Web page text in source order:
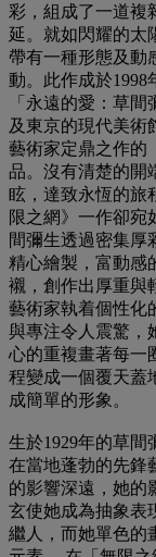
彩，組成了一道複
延。就如閃耀的太
帶有一種形態及動
動。此作成於1998
「永遠的愛：草
及東京的現代美術
藝術家定鼎之作的
品。沒有清楚的開
眩，達致永恆的旅
限之網》一作卻宛
間彌生透過密集厚
精心繪製，富動感
襯，創作出厚重與
藝術家執着個性化
與專注令人震驚，
心的重複畫著每一
程變成一個覆天蓋
成簡單的形象。
生於1929年的草間
在當地蓬勃的先鋒
的影響深遠，她的
玄使她成為抽象表
繼人，而她單色的